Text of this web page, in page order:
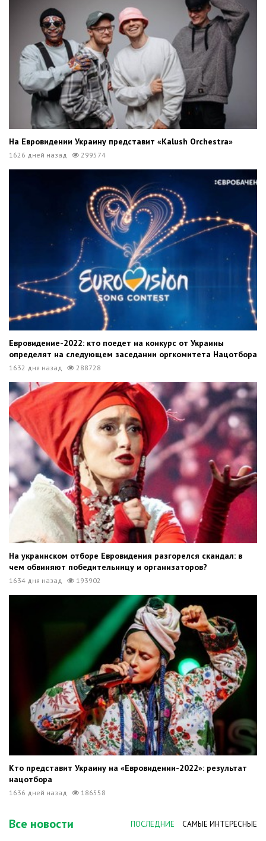
На Евровидении Украину представит «Kalush Orchestra»
1626 дней назад 299574
Евровидение-2022: кто поедет на конкурс от Украины
определят на следующем заседании оргкомитета Нацотбора
1632 дня назад 288728
На украинском отборе Евровидения разгорелся скандал: в
чем обвиняют победительницу и организаторов?
1634 дня назад 193902
Кто представит Украину на «Евровидении-2022»: результат
нацотбора
1636 дней назад 186558
Все новости ПОСЛЕДНИЕ САМЫЕ ИНТЕРЕСНЫЕ